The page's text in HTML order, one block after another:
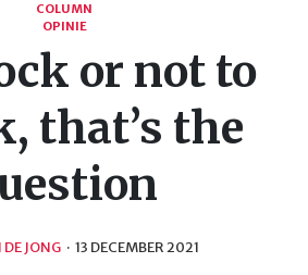
COLUMN
OPINIE
or not to
that’s the
JONG · 13 DECEMBER 2021